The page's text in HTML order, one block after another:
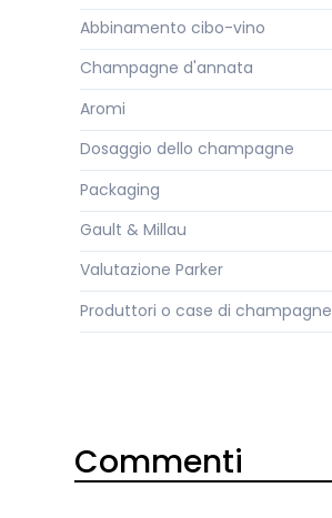
Abbinamento cibo-vino
Champagne d'annata
Aromi
Dosaggio dello champagne
Packaging
Gault & Millau
Valutazione Parker
Produttori o case di champagne
Commenti